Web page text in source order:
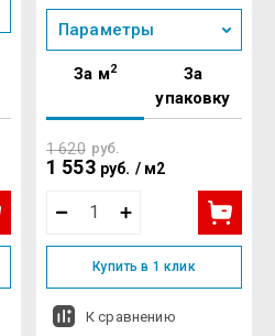
Параметры
За м2
За
упаковку
1 620 руб.
1 553 руб. / м2
Купить в 1 клик
К сравнению